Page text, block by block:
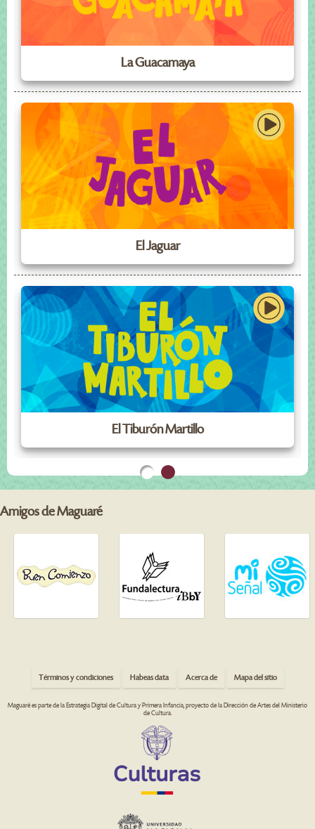
La Guacamaya
El Jaguar
El Tiburón Martillo
Amigos de Maguaré
Términos y condiciones Habeas data Acerca de Mapa del sitio
Maguaré es parte de la Estrategia Digital de Cultura y Primera Infancia, proyecto de la Dirección de Artes del Ministerio
de Cultura.